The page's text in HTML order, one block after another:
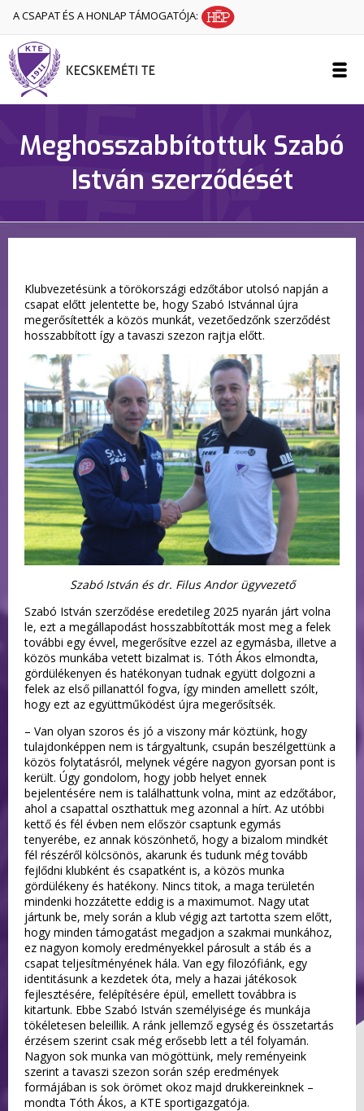
A CSAPAT ÉS A HONLAP TÁMOGATÓJA:
Meghosszabbítottuk Szabó
István szerződését
Klubvezetésünk a törökországi edzőtábor utolsó napján a
csapat előtt jelentette be, hogy Szabó Istvánnal újra
megerősítették a közös munkát, vezetőedzőnk szerződést
hosszabbított így a tavaszi szezon rajtja előtt.
Szabó István és dr. Filus Andor ügyvezető
Szabó István szerződése eredetileg 2025 nyarán járt volna
le, ezt a megállapodást hosszabbították most meg a felek
további egy évvel, megerősítve ezzel az egymásba, illetve a
közös munkába vetett bizalmat is. Tóth Ákos elmondta,
gördülékenyen és hatékonyan tudnak együtt dolgozni a
felek az első pillanattól fogva, így minden amellett szólt,
hogy ezt az együttműködést újra megerősítsék.
– Van olyan szoros és jó a viszony már köztünk, hogy
tulajdonképpen nem is tárgyaltunk, csupán beszélgettünk a
közös folytatásról, melynek végére nagyon gyorsan pont is
került. Úgy gondolom, hogy jobb helyet ennek
bejelentésére nem is találhattunk volna, mint az edzőtábor,
ahol a csapattal oszthattuk meg azonnal a hírt. Az utóbbi
kettő és fél évben nem először csaptunk egymás
tenyerébe, ez annak köszönhető, hogy a bizalom mindkét
fél részéről kölcsönös, akarunk és tudunk még tovább
fejlődni klubként és csapatként is, a közös munka
gördülékeny és hatékony. Nincs titok, a maga területén
mindenki hozzátette eddig is a maximumot. Nagy utat
jártunk be, mely során a klub végig azt tartotta szem előtt,
hogy minden támogatást megadjon a szakmai munkához,
ez nagyon komoly eredményekkel párosult a stáb és a
csapat teljesítményének hála. Van egy filozófiánk, egy
identitásunk a kezdetek óta, mely a hazai játékosok
fejlesztésére, felépítésére épül, emellett továbbra is
kitartunk. Ebbe Szabó István személyisége és munkája
tökéletesen beleillik. A ránk jellemző egység és összetartás
érzésem szerint csak még erősebb lett a tél folyamán.
Nagyon sok munka van mögöttünk, mely reményeink
szerint a tavaszi szezon során szép eredmények
formájában is sok örömet okoz majd drukkereinknek –
mondta Tóth Ákos, a KTE sportigazgatója.